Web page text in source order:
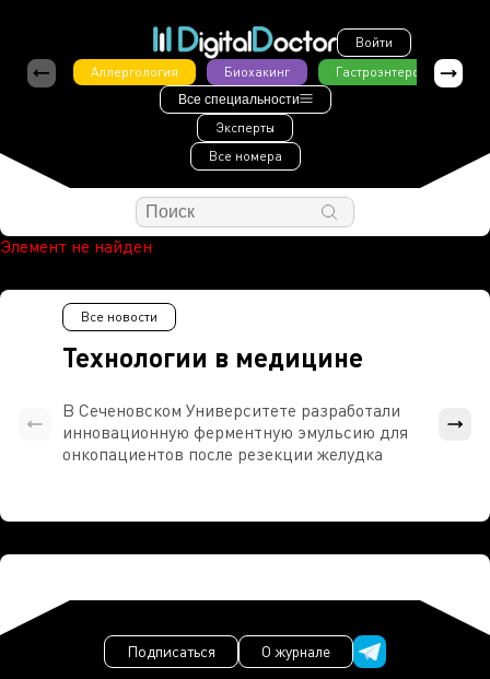
Войти
Аллергология
Биохакинг Гастроэнтерология
Все специальности
Эксперты
Все номера
Элемент не найден
Технологии в медицине
Все новости
В Сеченовском Университете разработали
инновационную ферментную эмульсию для
онкопациентов после резекции желудка
Подписаться О журнале